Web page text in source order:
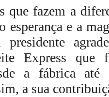
que fazem a
esperança e a
Express que
a fábrica
a sua